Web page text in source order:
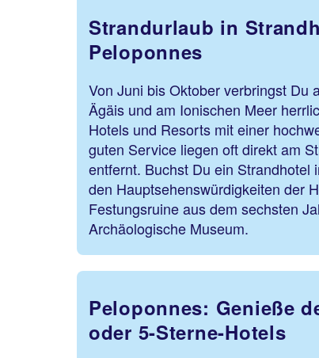
Strandurlaub in
Peloponnes
Von Juni bis Oktober verbringst Du
Ägäis und am Ionischen Meer
Hotels und Resorts mit einer
guten Service liegen oft direkt am
entfernt. Buchst Du ein Strandhotel
den Hauptsehenswürdigkeiten der
Festungsruine aus dem sechsten
Archäologische Museum.
Peloponnes: Genieße
oder 5-Sterne-Hotels